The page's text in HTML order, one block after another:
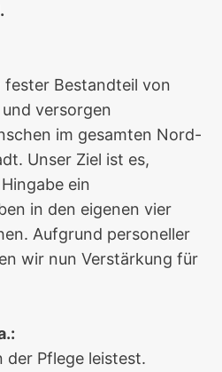
fester Bestandteil von
versorgen
im gesamten Nord-
Unser Ziel ist es,
ein
in den eigenen vier
Aufgrund personeller
wir nun Verstärkung für
der Pflege leistest.